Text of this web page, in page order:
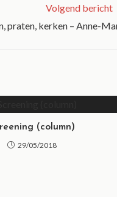
Volgend bericht
praten, kerken – Anne-
(column)
29/05/2018